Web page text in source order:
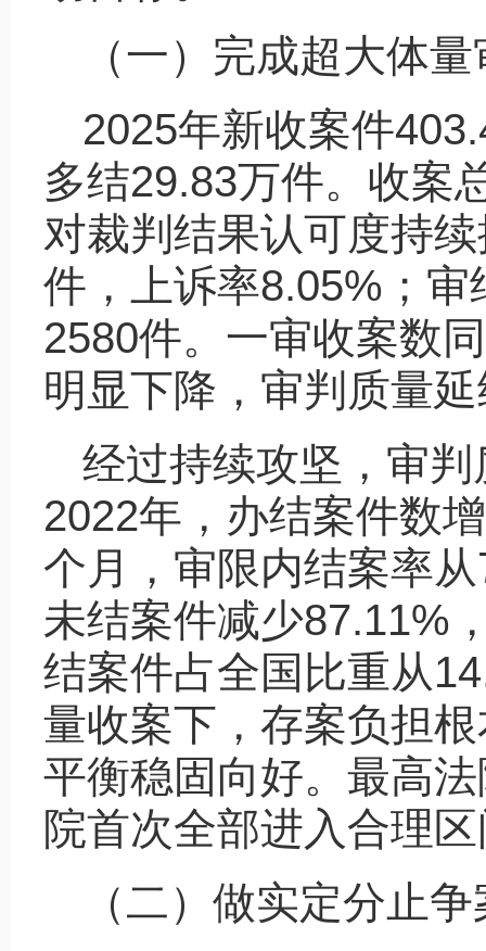
（一）完成超大体
2025年新收案件
多结29.83万件。收案
对裁判结果认可度持
件，上诉率8.05%；
2580件。一审收案数
明显下降，审判质量
经过持续攻坚，审
2022年，办结案件数
个月，审限内结案率
未结案件减少87.11%
结案件占全国比重从
量收案下，存案负担
平衡稳固向好。最高
院首次全部进入合理
（二）做实定分止